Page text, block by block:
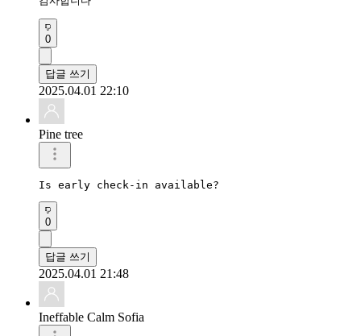
0
답글 쓰기
2025.04.01 22:10
Pine tree
Is early check-in available?
0
답글 쓰기
2025.04.01 21:48
Ineffable Calm Sofia